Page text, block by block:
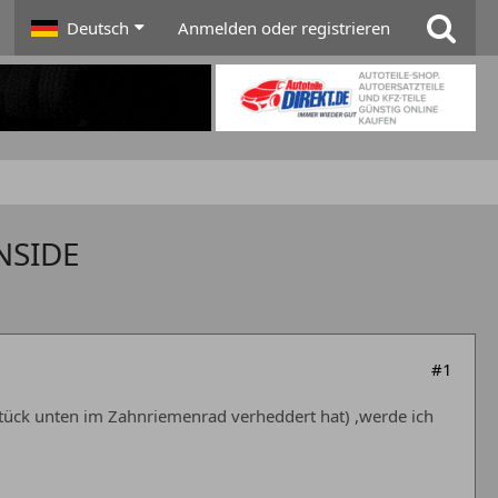
Deutsch Anmelden oder registrieren
#1
unten im Zahnriemenrad verheddert hat) ,werde ich